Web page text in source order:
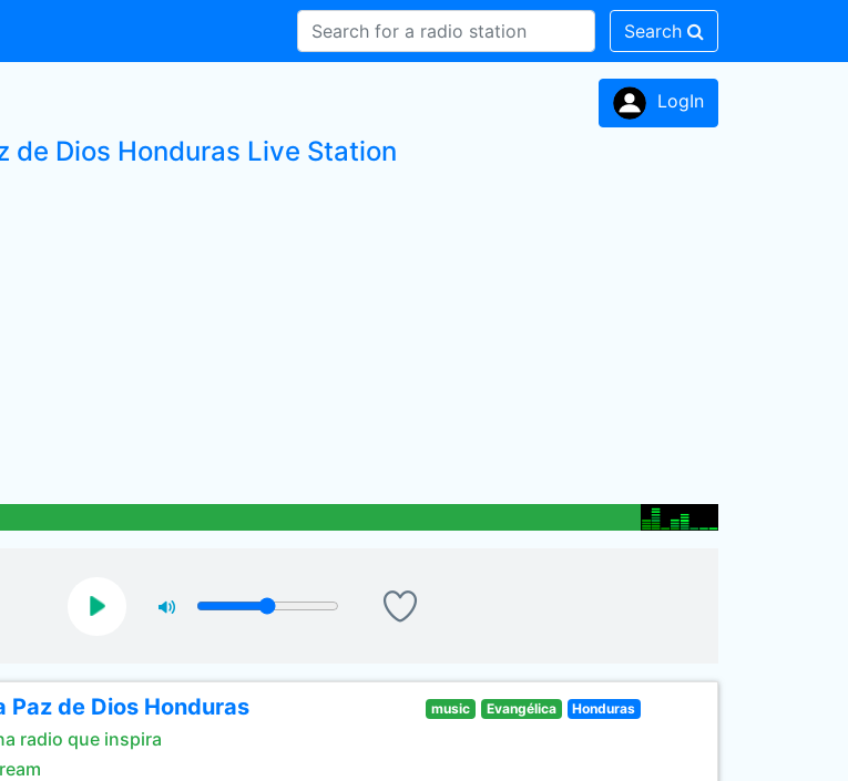
Search
LogIn
de Dios Honduras Live Station
Paz de Dios Honduras
radio que inspira
music Evangélica Honduras